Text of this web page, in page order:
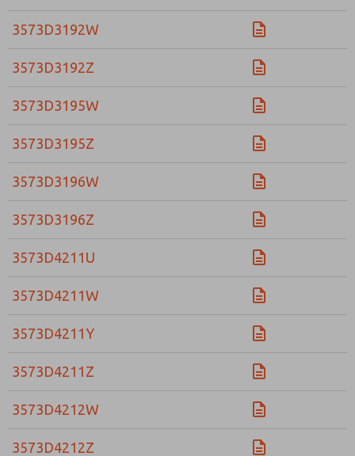
3573D3192W
3573D3192Z
3573D3195W
3573D3195Z
3573D3196W
3573D3196Z
3573D4211U
3573D4211W
3573D4211Y
3573D4211Z
3573D4212W
3573D4212Z